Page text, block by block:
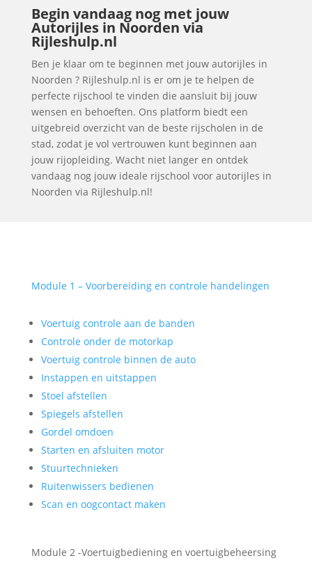
Begin vandaag nog met jouw
Autorijles in Noorden via
Rijleshulp.nl
Ben je klaar om te beginnen met jouw autorijles in
Noorden ? Rijleshulp.nl is er om je te helpen de
perfecte rijschool te vinden die aansluit bij jouw
wensen en behoeften. Ons platform biedt een
uitgebreid overzicht van de beste rijscholen in de
stad, zodat je vol vertrouwen kunt beginnen aan
jouw rijopleiding. Wacht niet langer en ontdek
vandaag nog jouw ideale rijschool voor autorijles in
Noorden via Rijleshulp.nl!
Module 1 – Voorbereiding en controle handelingen
Voertuig controle aan de banden
Controle onder de motorkap
Voertuig controle binnen de auto
Instappen en uitstappen
Stoel afstellen
Spiegels afstellen
Gordel omdoen
Starten en afsluiten motor
Stuurtechnieken
Ruitenwissers bedienen
Scan en oogcontact maken
Module 2 -Voertuigbediening en voertuigbeheersing